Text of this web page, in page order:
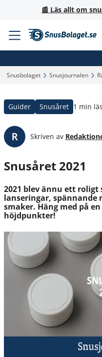
📰 Läs allt om
Snusbolaget‎ Snusjournalen‎
Guider Snusåret 1 min
Skriven av
Snusåret 2021
2021 blev ännu ett
lanseringar, spännande
smaker. Häng med på
höjdpunkter!